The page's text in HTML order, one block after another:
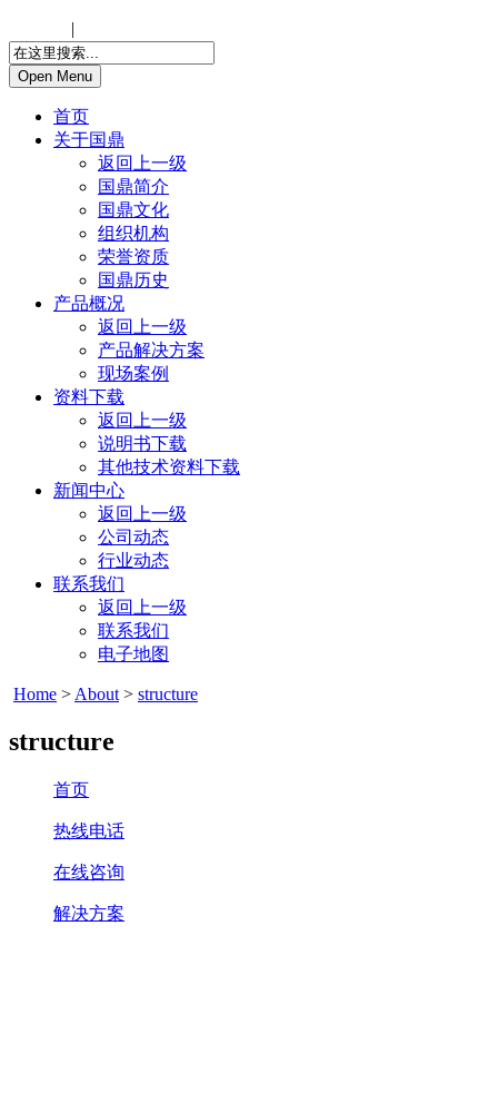
|
Open Menu
首页
关于国鼎
返回上一级
国鼎简介
国鼎文化
组织机构
荣誉资质
国鼎历史
产品概况
返回上一级
产品解决方案
现场案例
资料下载
返回上一级
说明书下载
其他技术资料下载
新闻中心
返回上一级
公司动态
行业动态
联系我们
返回上一级
联系我们
电子地图
Home > About > structure
structure
首页
热线电话
在线咨询
解决方案